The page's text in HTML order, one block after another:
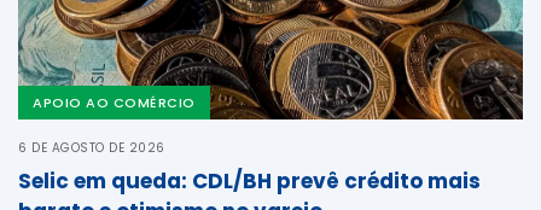
APOIO AO COMÉRCIO
6 DE AGOSTO DE 2026
Selic em queda: CDL/BH prevê crédito mais